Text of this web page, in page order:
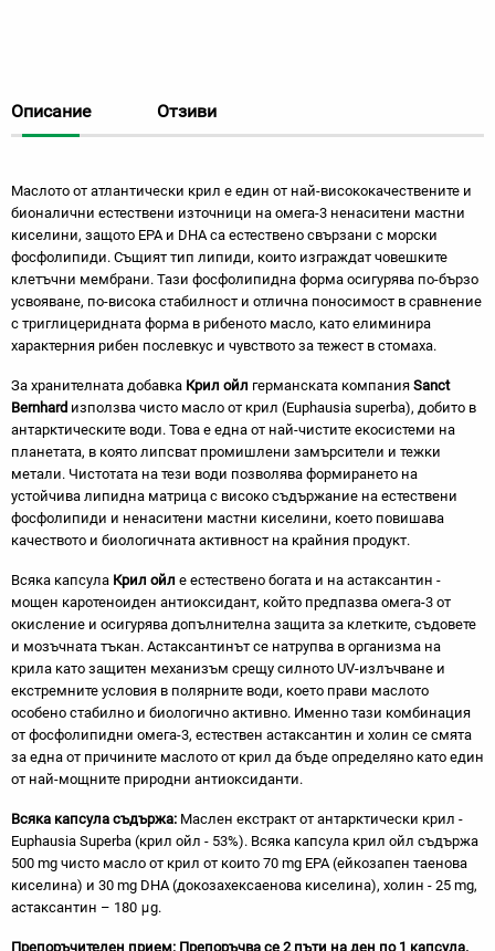
Описание Отзиви
Маслото от атлантически крил е един от най-висококачествените и
бионалични естествени източници на омега-3 ненаситени мастни
киселини, защото EPA и DHA са естествено свързани с морски
фосфолипиди. Същият тип липиди, които изграждат човешките
клетъчни мембрани. Тази фосфолипидна форма осигурява по-бързо
усвояване, по-висока стабилност и отлична поносимост в сравнение
с триглицеридната форма в рибеното масло, като елиминира
характерния рибен послевкус и чувството за тежест в стомаха.
За хранителната добавка Крил ойл германската компания Sanct
Bernhard използва чисто масло от крил (Euphausia superba), добито в
антарктическите води. Това е една от най-чистите екосистеми на
планетата, в която липсват промишлени замърсители и тежки
метали. Чистотата на тези води позволява формирането на
устойчива липидна матрица с високо съдържание на естествени
фосфолипиди и ненаситени мастни киселини, което повишава
качеството и биологичната активност на крайния продукт.
Всяка капсула Крил ойл е естествено богата и на астаксантин -
мощен каротеноиден антиоксидант, който предпазва омега-3 от
окисление и осигурява допълнителна защита за клетките, съдовете
и мозъчната тъкан. Астаксантинът се натрупва в организма на
крилa като защитен механизъм срещу силното UV-излъчване и
екстремните условия в полярните води, което прави маслото
особено стабилно и биологично активно. Именно тази комбинация
от фосфолипидни омега-3, естествен астаксантин и холин се смята
за една от причините маслото от крил да бъде определяно като един
от най-мощните природни антиоксиданти.
Всяка капсула съдържа: Маслен екстракт от антарктически крил -
Euphausia Superba (крил ойл - 53%). Всяка капсула крил ойл съдържа
500 mg чисто масло от крил от които 70 mg EPA (ейкозапен таенова
киселина) и 30 mg DHA (докозахексаенова киселина), холин - 25 mg,
астаксантин – 180 μg.
Препоръчителен прием: Препоръчва се 2 пъти на ден по 1 капсула.